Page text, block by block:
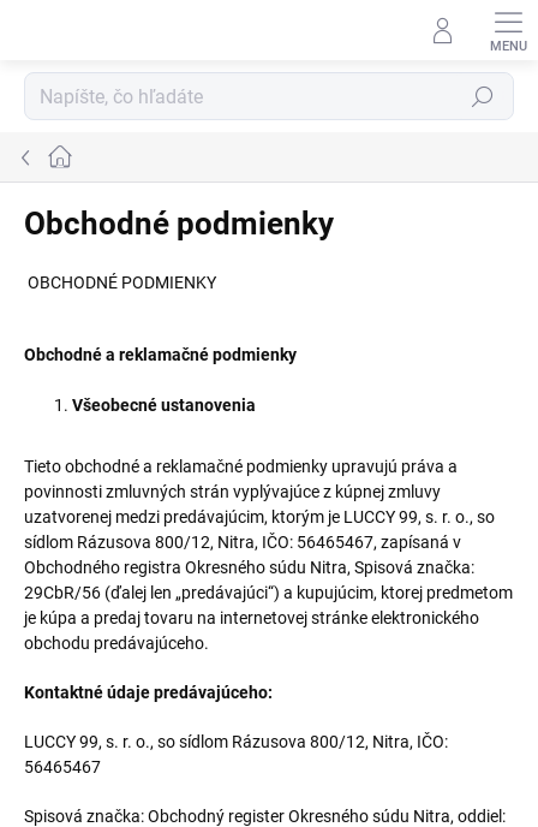
Hľadať
Domov
Obchodné podmienky
OBCHODNÉ PODMIENKY
Obchodné a reklamačné podmienky
Všeobecné ustanovenia
Tieto obchodné a reklamačné podmienky upravujú práva a
povinnosti zmluvných strán vyplývajúce z kúpnej zmluvy
uzatvorenej medzi predávajúcim, ktorým je LUCCY 99, s. r. o., so
sídlom Rázusova 800/12, Nitra, IČO: 56465467, zapísaná v
Obchodného registra Okresného súdu Nitra, Spisová značka:
29CbR/56 (ďalej len „predávajúci“) a kupujúcim, ktorej predmetom
je kúpa a predaj tovaru na internetovej stránke elektronického
obchodu predávajúceho.
Kontaktné údaje predávajúceho:
LUCCY 99, s. r. o., so sídlom Rázusova 800/12, Nitra, IČO:
56465467
Spisová značka: Obchodný register Okresného súdu Nitra, oddiel: